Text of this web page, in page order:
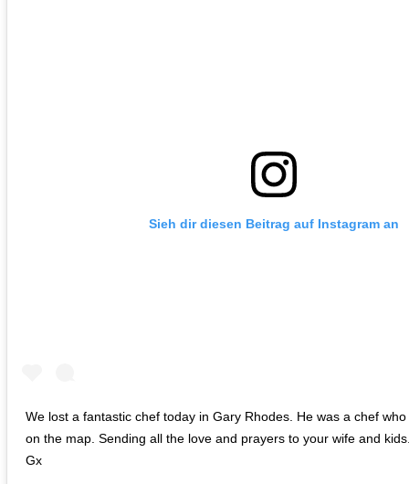
Sieh dir diesen Beitrag auf Instagram an
We lost a fantastic chef today in Gary Rhodes. He was a chef
on the map. Sending all the love and prayers to your wife and
Gx